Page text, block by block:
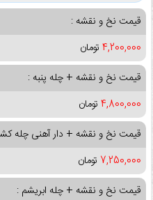
قیمت نخ و نقشه :
4,200,000 تومان
قیمت نخ و نقشه + چله پنبه :
4,800,000 تومان
قیمت نخ و نقشه + دار آهنی چله
7,250,000 تومان
قیمت نخ و نقشه + چله ابریشم :